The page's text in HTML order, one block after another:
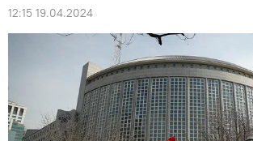
12:15 19.04.2024